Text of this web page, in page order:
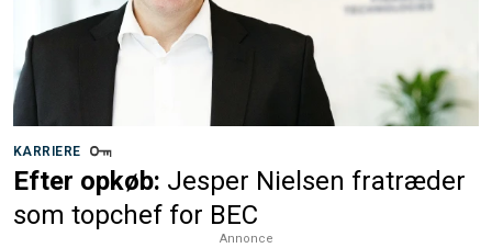
KARRIERE
Efter opkøb: Jesper Nielsen fratræder
som topchef for BEC
Annonce